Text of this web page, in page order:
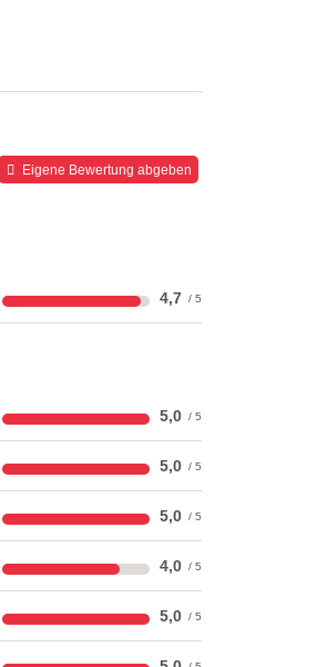
Eigene Bewertung abgeben
4,7
5,0
5,0
5,0
4,0
5,0